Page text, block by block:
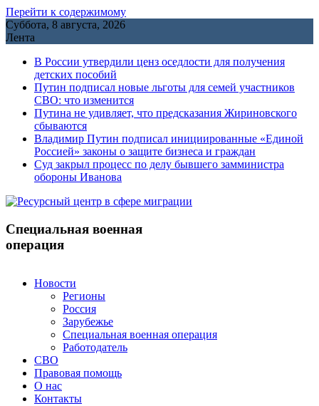
Перейти к содержимому
Суббота, 8 августа, 2026
Лента
В России утвердили ценз оседлости для получения
детских пособий
Путин подписал новые льготы для семей участников
СВО: что изменится
Путина не удивляет, что предсказания Жириновского
сбываются
Владимир Путин подписал инициированные «Единой
Россией» законы о защите бизнеса и граждан
Cуд закрыл процесс по делу бывшего замминистра
обороны Иванова
Специальная военная
операция
Новости
Регионы
Россия
Зарубежье
Специальная военная операция
Работодатель
СВО
Правовая помощь
О нас
Контакты